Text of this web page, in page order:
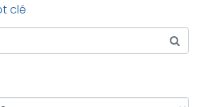
clé